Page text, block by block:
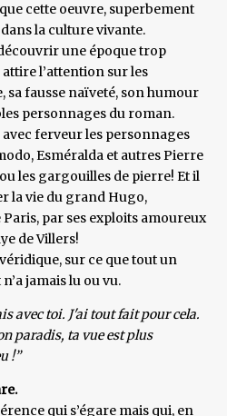
cette oeuvre, superbement
la culture vivante.
une époque trop
l’attention sur les
sa fausse naïveté, son humour
personnages du roman.
ferveur les personnages
Esméralda et autres Pierre
les gargouilles de pierre! Et il
la vie du grand Hugo,
par ses exploits amoureux
de Villers!
sur ce que tout un
jamais lu ou vu.
avec toi. J'ai tout fait pour cela.
paradis, ta vue est plus
!”
qui s’égare mais qui, en